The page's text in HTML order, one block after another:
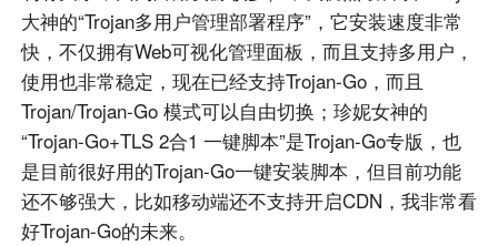
大神的“Trojan多用户管理部署程序”，它安装速度非常
快，不仅拥有Web可视化管理面板，而且支持多用户，
使用也非常稳定，现在已经支持Trojan-Go，而且
Trojan/Trojan-Go 模式可以自由切换；珍妮女神的
“Trojan-Go+TLS 2合1 一键脚本”是Trojan-Go专版，也
是目前很好用的Trojan-Go一键安装脚本，但目前功能
还不够强大，比如移动端还不支持开启CDN，我非常看
好Trojan-Go的未来。